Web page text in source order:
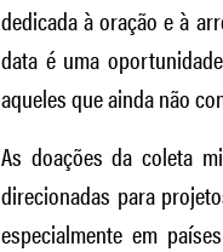
dedicada à oração e à
data é uma
aqueles que ainda não
As doações da coleta
direcionadas para
especialmente em